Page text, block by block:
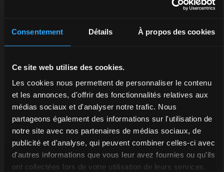
Consentement Détails À propos des cookies
Ce site web utilise des cookies.
Les cookies nous permettent de personnaliser le contenu
et les annonces, d'offrir des fonctionnalités relatives aux
médias sociaux et d'analyser notre trafic. Nous
partageons également des informations sur l'utilisation de
notre site avec nos partenaires de médias sociaux, de
publicité et d'analyse, qui peuvent combiner celles-ci avec
d'autres informations que vous leur avez fournies ou qu'ils
ont collectées lors de votre utilisation de leurs services.
dédiés à ceux qui veulent aussi collectionner la
Merchandising
McCormick. J’adore !
Une classe à l’état
pur, en toute
circonstance.